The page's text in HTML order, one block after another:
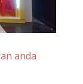
anda